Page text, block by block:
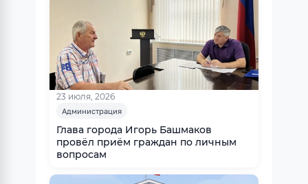
23 июля, 2026
Администрация
Глава города Игорь Башмаков
провёл приём граждан по личным
вопросам